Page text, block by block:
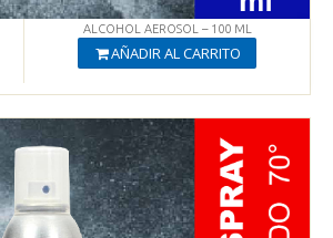
ALCOHOL AEROSOL – 100 ML
AÑADIR AL CARRITO
Ver productos